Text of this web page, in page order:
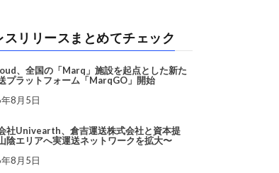
レスリリースまとめてチェック
、全国の「Marq」施設を起点とした新た
プラットフォーム「MarqGO」開始
8月5日
社Univearth、倉吉運送株式会社と資本提
陰エリアへ実運送ネットワークを拡大〜
8月5日